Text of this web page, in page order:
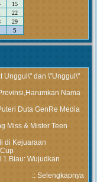
15
22
29
5
Unggul\" dan \"Unggul\"
Nama
Duta GenRe Media
Miss & Mister Teen
di Kejuaraan
1 Biau: Wujudkan
:: Selengkapnya